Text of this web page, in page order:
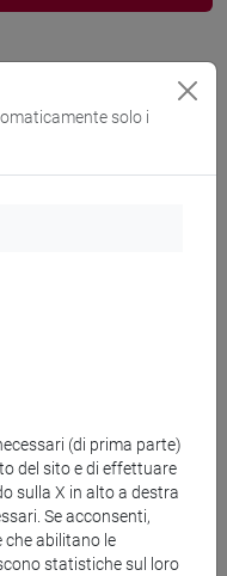
in copresenza
SOSTENIBILI -
solo i
(di prima parte)
del sito e di effettuare
sulla X in alto a destra
Se acconsenti,
abilitano le
statistiche sul loro